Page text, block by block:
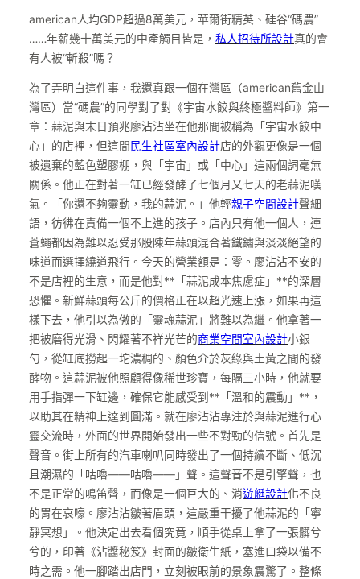
american人均GDP超過8萬美元，華爾街精英、硅谷“碼農”
……年薪幾十萬美元的中產觸目皆是， 私人招待所設計真的會
有人被“斬殺”嗎？
為了弄明白這件事，我還真跟一個在灣區（american舊金山
灣區）當“碼農”的同學對了對《宇宙水餃與終極醬料師》第一
章：蒜泥與末日預兆廖沾沾坐在他那間被稱為「宇宙水餃中
心」的店裡，但這間 民生社區室內設計店的外觀更像是一個
被遺棄的藍色塑膠棚，與「宇宙」或「中心」這兩個詞毫無
關係。他正在對著一缸已經發酵了七個月又七天的老蒜泥嘆
氣。「你還不夠靈動，我的蒜泥。」他輕親子空間設計聲細
語，彷彿在責備一個不上進的孩子。店內只有他一個人，連
蒼蠅都因為難以忍受那股陳年蒜頭混合著鐵鏽與淡淡絕望的
味道而選擇繞道飛行。今天的營業額是：零。廖沾沾不安的
不是店裡的生意，而是他對**「蒜泥成本焦慮症」**的深層
恐懼。新鮮蒜頭每公斤的價格正在以超光速上漲，如果再這
樣下去，他引以為傲的「靈魂蒜泥」將難以為繼。他拿著一
把被磨得光滑、閃耀著不祥光芒的商業空間室內設計小銀
勺，從缸底撈起一坨濃稠的、顏色介於灰綠與土黃之間的發
酵物。這蒜泥被他照顧得像稀世珍寶，每隔三小時，他就要
用手指彈一下缸邊，確保它能感受到**「溫和的震動」**，
以助其在精神上達到圓滿。就在廖沾沾專注於與蒜泥進行心
靈交流時，外面的世界開始發出一些不對勁的信號。首先是
聲音。街上所有的汽車喇叭同時發出了一個持續不斷、低沉
且潮濕的「咕嚕——咕嚕——」聲。這聲音不是引擎聲，也
不是正常的鳴笛聲，而像是一個巨大的、消遊艇設計化不良
的胃在哀嚎。廖沾沾皺著眉頭，這嚴重干擾了他蒜泥的「寧
靜冥想」。他決定出去看個究竟，順手從桌上拿了一張髒兮
兮的，印著《沾醬秘笈》封面的皺衛生紙，塞進口袋以備不
時之需。他一腳踏出店門，立刻被眼前的景象震驚了。整條